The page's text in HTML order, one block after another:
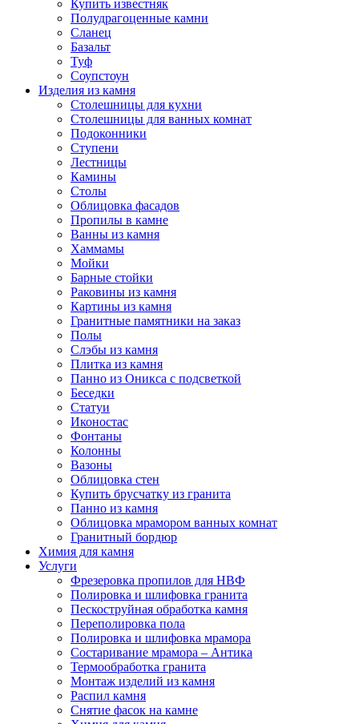
Купить известняк
Полудрагоценные камни
Сланец
Базальт
Туф
Соупстоун
Изделия из камня
Столешницы для кухни
Столешницы для ванных комнат
Подоконники
Ступени
Лестницы
Камины
Столы
Облицовка фасадов
Пропилы в камне
Ванны из камня
Хаммамы
Мойки
Барные стойки
Раковины из камня
Картины из камня
Гранитные памятники на заказ
Полы
Слэбы из камня
Плитка из камня
Панно из Оникса с подсветкой
Беседки
Статуи
Иконостас
Фонтаны
Колонны
Вазоны
Облицовка стен
Купить брусчатку из гранита
Панно из камня
Облицовка мрамором ванных комнат
Гранитный бордюр
Химия для камня
Услуги
Фрезеровка пропилов для НВФ
Полировка и шлифовка гранита
Пескоструйная обработка камня
Переполировка пола
Полировка и шлифовка мрамора
Состаривание мрамора – Антика
Термообработка гранита
Монтаж изделий из камня
Распил камня
Снятие фасок на камне